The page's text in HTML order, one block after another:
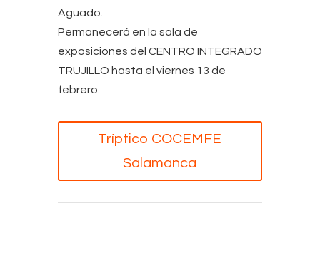
Aguado.
Permanecerá en la sala de
exposiciones del CENTRO INTEGRADO
TRUJILLO hasta el viernes 13 de
febrero.
Tríptico COCEMFE
Salamanca